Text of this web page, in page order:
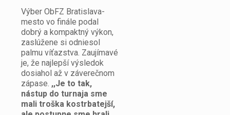
Výber ObFZ Bratislava-
mesto vo finále podal
dobrý a kompaktný výkon,
zaslúžene si odniesol
palmu víťazstva. Zaujímavé
je, že najlepší výsledok
dosiahol až v záverečnom
zápase. ,,Je to tak,
nástup do turnaja sme
mali troška kostrbatejší,